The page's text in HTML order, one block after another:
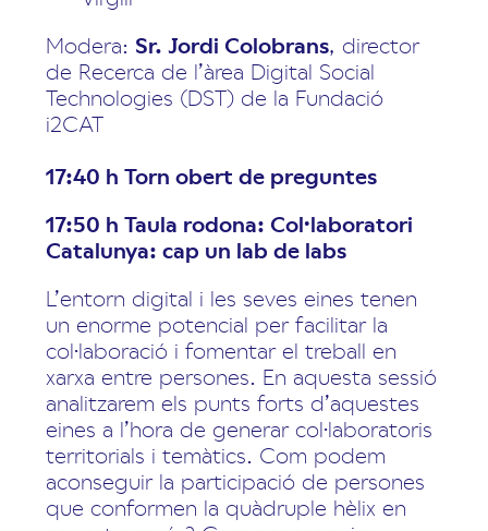
Modera: Sr. Jordi Colobrans, director
de Recerca de l’àrea Digital Social
Technologies (DST) de la Fundació
i2CAT
17:40 h Torn obert de preguntes
17:50 h Taula rodona: Col·laboratori
Catalunya: cap un lab de labs
L’entorn digital i les seves eines tenen
un enorme potencial per facilitar la
col·laboració i fomentar el treball en
xarxa entre persones. En aquesta sessió
analitzarem els punts forts d’aquestes
eines a l’hora de generar col·laboratoris
territorials i temàtics. Com podem
aconseguir la participació de persones
que conformen la quàdruple hèlix en